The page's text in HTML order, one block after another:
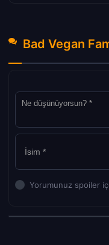
Yorumunuz spoiler